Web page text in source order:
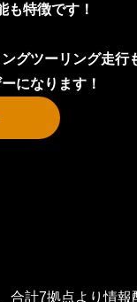
も特徴です！
グツーリング走行
になります！
合計7拠点より情報